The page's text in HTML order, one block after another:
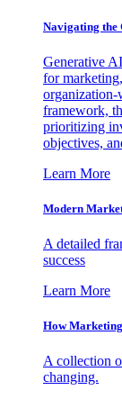
Navigating the
Generative
for
organization-
framework,
prioritizing
objectives,
Learn More
Modern
A detailed
success
Learn More
How
A collection
changing.